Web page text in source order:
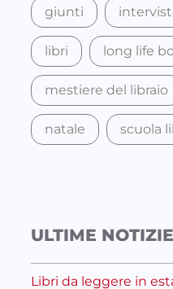
giunti
libri long life
mestiere del libraio
natale scuola
ULTIME NOTIZIE
Libri da leggere in